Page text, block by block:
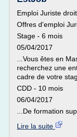
Emploi Juriste
Offres d'emploi
Stage - 6 mois
05/04/2017
...Vous êtes en
recherchez une
cadre de votre
CDD - 10 mois
06/04/2017
...De formation
Lire la suite